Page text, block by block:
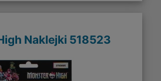
Naklejki 518523